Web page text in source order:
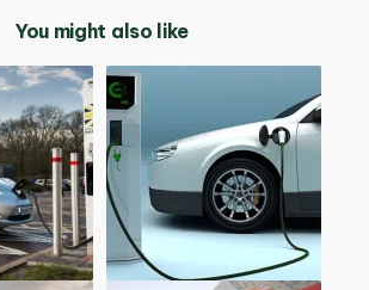
You might also like